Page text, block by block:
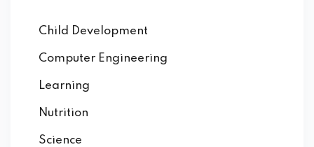
Child Development
Computer Engineering
Learning
Nutrition
Science